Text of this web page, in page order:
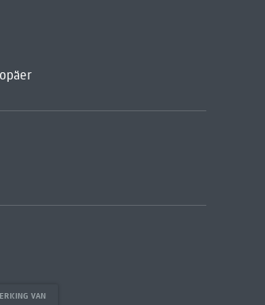
VAN